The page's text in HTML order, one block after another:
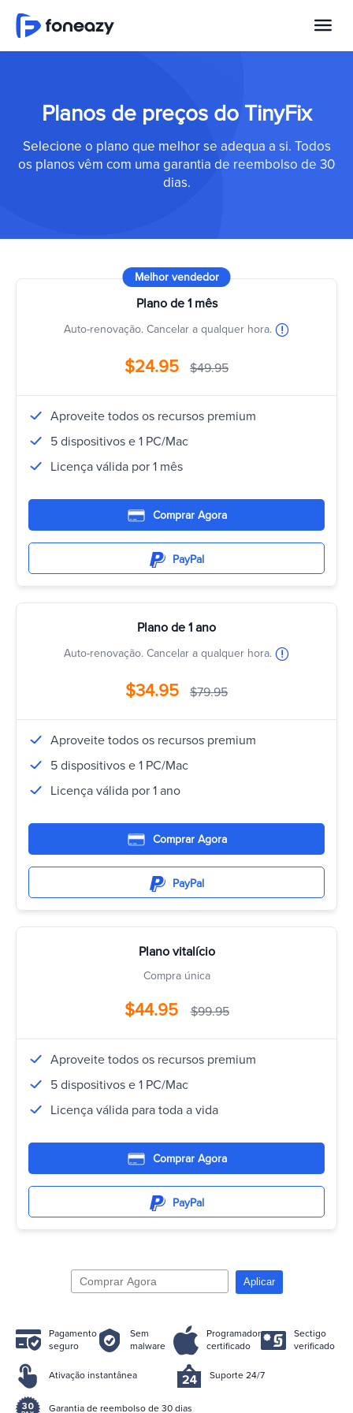
Planos de preços do TinyFix
Selecione o plano que melhor se adequa a si. Todos
os planos vêm com uma garantia de reembolso de 30
dias.
Plano de 1 mês
Auto-renovação. Cancelar a qualquer hora.
$24.95 $49.95
Aproveite todos os recursos premium
5 dispositivos e 1 PC/Mac
Licença válida por 1 mês
Comprar Agora
PayPal
Melhor vendedor
Plano de 1 ano
Auto-renovação. Cancelar a qualquer hora.
$34.95 $79.95
Aproveite todos os recursos premium
5 dispositivos e 1 PC/Mac
Licença válida por 1 ano
Comprar Agora
PayPal
Plano vitalício
Compra única
$44.95 $99.95
Aproveite todos os recursos premium
5 dispositivos e 1 PC/Mac
Licença válida para toda a vida
Comprar Agora
PayPal
Aplicar
Pagamento
seguro
Sem
malware
Programador
certificado
Sectigo
verificado
Ativação instantânea Suporte 24/7
Garantia de reembolso de 30 dias